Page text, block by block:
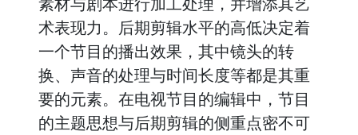
术表现力。后期剪辑水平的高低决定着
一个节目的播出效果，其中镜头的转
换、声音的处理与时间长度等都是其重
要的元素。在电视节目的编辑中，节目
的主题思想与后期剪辑的侧重点密不可